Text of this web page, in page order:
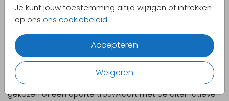
Je kunt jouw toestemming altijd wijzigen of intrekken
op ons ons cookiebeleid.
Accepteren
Weigeren
huwelijkscadeaus
. Trouwuitnodigingen stuurt men
tussen drie en zes maanden voor het huwelijk.
Als er onderscheid wordt gemaakt tussen daggasten
en gasten die alleen een gedeelte van de dag
aanwezig zijn, dan is de inhoud van de trouwuitnodiging
niet voor iedereen hetzelfde. Om dit op te lossen kan
voor een extra inlegvel in de trouwuitnodigingen worden
gekozen of een aparte trouwkaart met de alternatieve